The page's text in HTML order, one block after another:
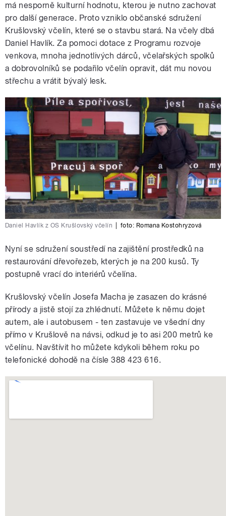
má nesporně kulturní hodnotu, kterou je nutno zachovat
pro další generace. Proto vzniklo občanské sdružení
Krušlovský včelín, které se o stavbu stará. Na včely dbá
Daniel Havlík. Za pomoci dotace z Programu rozvoje
venkova, mnoha jednotlivých dárců, včelařských spolků
a dobrovolníků se podařilo včelín opravit, dát mu novou
střechu a vrátit bývalý lesk.
Daniel Havlík z OS Krušlovský včelín foto: Romana Kostohryzová
Nyní se sdružení soustředí na zajištění prostředků na
restaurování dřevořezeb, kterých je na 200 kusů. Ty
postupně vrací do interiérů včelína.
Krušlovský včelín Josefa Macha je zasazen do krásné
přírody a jistě stojí za zhlédnutí. Můžete k němu dojet
autem, ale i autobusem - ten zastavuje ve všední dny
přímo v Krušlově na návsi, odkud je to asi 200 metrů ke
včelínu. Navštívit ho můžete kdykoli během roku po
telefonické dohodě na čísle 388 423 616.